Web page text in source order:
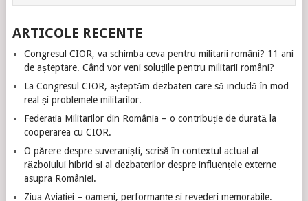
ARTICOLE RECENTE
Congresul CIOR, va schimba ceva pentru militarii români? 11 ani
de așteptare. Când vor veni soluțiile pentru militarii români?
La Congresul CIOR, așteptăm dezbateri care să includă în mod
real și problemele militarilor.
Federația Militarilor din România – o contribuție de durată la
cooperarea cu CIOR.
O părere despre suveraniști, scrisă în contextul actual al
războiului hibrid și al dezbaterilor despre influențele externe
asupra României.
Ziua Aviației – oameni, performanțe și revederi memorabile.